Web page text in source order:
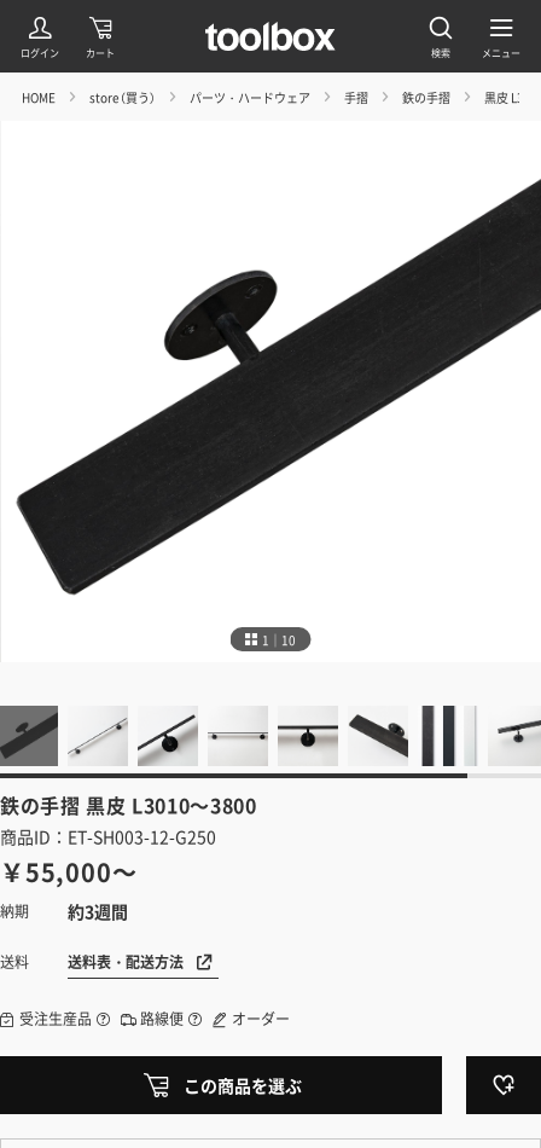
HOME store（買う） パーツ・ハードウェア 手摺 鉄の手摺 黒皮
1｜10
鉄の手摺黒皮 L3010～3800
商品ID：ET-SH003-12-G250
￥55,000～
納期 約3週間
送料 送料表・配送方法
受注生産品 路線便 オーダー
この商品を選ぶ